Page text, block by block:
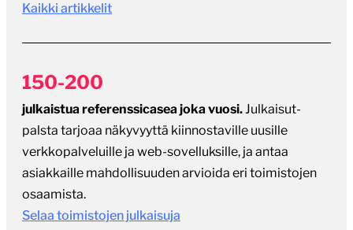
Kaikki artikkelit
150-200
julkaistua referenssicasea joka vuosi.Julkaisut-
palsta tarjoaa näkyvyyttä kiinnostaville uusille
verkkopalveluille ja web-sovelluksille, ja antaa
asiakkaille mahdollisuuden arvioida eri toimistojen
osaamista.
Selaa toimistojen julkaisuja